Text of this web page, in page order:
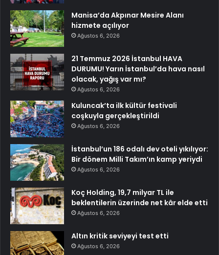
Manisa’da Akpınar Mesire Alanı
hizmete açılıyor
Ağustos 6, 2026
21 Temmuz 2026 İstanbul HAVA
DURUMU! Yarın İstanbul’da hava nasıl
olacak, yağış var mı?
Ağustos 6, 2026
Kuluncak’ta ilk kültür festivali
coşkuyla gerçekleştirildi
Ağustos 6, 2026
İstanbul’un 186 odalı dev oteli yıkılıyor:
Bir dönem Milli Takım’ın kamp yeriydi
Ağustos 6, 2026
Koç Holding, 19,7 milyar TL ile
beklentilerin üzerinde net kâr elde etti
Ağustos 6, 2026
Altın kritik seviyeyi test etti
Ağustos 6, 2026